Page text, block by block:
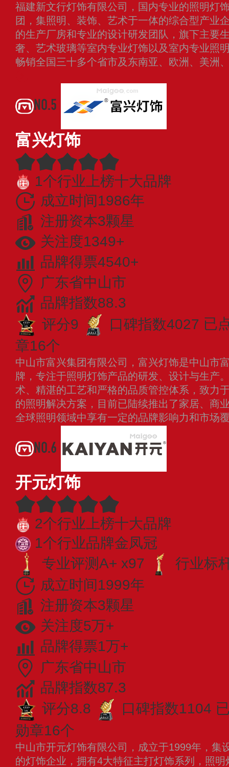
福建新文行灯饰有限公司，国内专业的照明灯
团，集照明、装饰、艺术于一体的综合型产业
的生产厂房和专业的设计研发团队，旗下主要
奢、艺术玻璃等室内专业灯饰以及室内专业照
畅销全国三十多个省市及东南亚、欧洲、美洲
NO.5
富兴灯饰
1个行业上榜十大品牌
成立时间1986年
注册资本3颗星
关注度1349+
品牌得票4540+
广东省中山市
品牌指数88.3
评分9
口碑指数4027 已
章16个
中山市富兴集团有限公司，富兴灯饰是中山市
牌，专注于照明灯饰产品的研发、设计与生产
术、精湛的工艺和严格的品质管控体系，致力
的照明解决方案，目前已陆续推出了家居、商
全球照明领域中享有一定的品牌影响力和市场
NO.6
开元灯饰
2个行业上榜十大品牌
1个行业品牌金凤冠
专业评测A+ x97
行业标
成立时间1999年
注册资本3颗星
关注度5万+
品牌得票1万+
广东省中山市
品牌指数87.3
评分8.8
口碑指数1104
勋章16个
中山市开元灯饰有限公司，成立于1999年，集
的灯饰企业，拥有4大特征主打灯饰系列，照